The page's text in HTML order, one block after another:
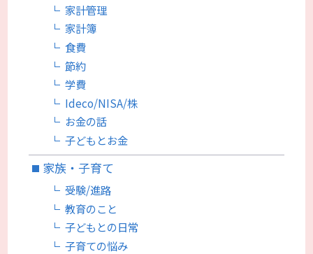
家計管理
家計簿
食費
節約
学費
Ideco/NISA/株
お金の話
子どもとお金
家族・子育て
受験/進路
教育のこと
子どもとの日常
子育ての悩み